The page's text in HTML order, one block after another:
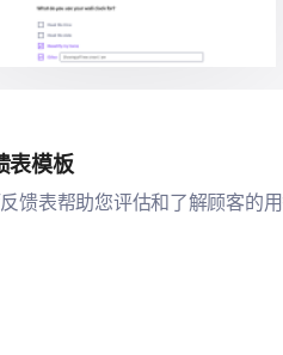
表模板
馈表帮助您评估和了解顾客的